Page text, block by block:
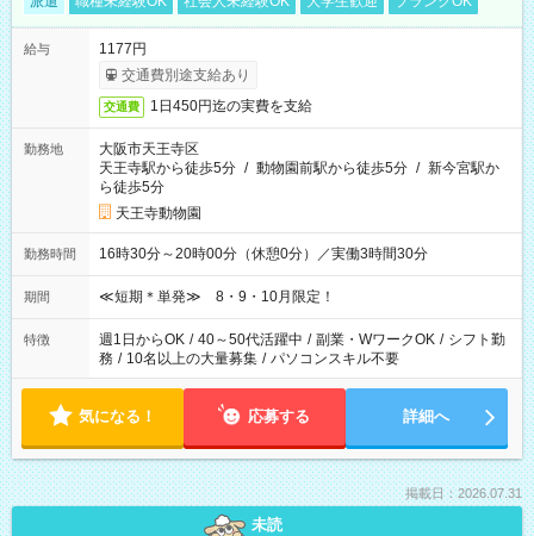
給与
1177円
交通費別途支給あり
交通費 1日450円迄の実費を支給
勤務地
大阪市天王寺区
天王寺駅から徒歩5分 / 動物園前駅から徒歩5分 / 新今宮駅か
ら徒歩5分
天王寺動物園
勤務時間 16時30分～20時00分（休憩0分）／実働3時間30分
期間 ≪短期＊単発≫ 8・9・10月限定！
特徴 週1日からOK / 40～50代活躍中 / 副業・WワークOK / シフト勤
務 / 10名以上の大量募集 / パソコンスキル不要
気になる！ 応募する 詳細へ
掲載日：2026.07.31
未読